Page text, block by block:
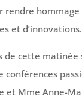
rendre
et d’innovations.
de cette matinée
conférences
et Mme Anne-